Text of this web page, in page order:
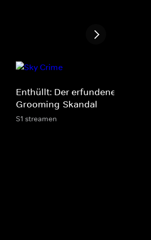
Enthüllt: Der erfundene
Grooming-Skandal
S1 streamen